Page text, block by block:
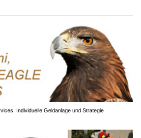
Individuelle Geldanlage und Strategie